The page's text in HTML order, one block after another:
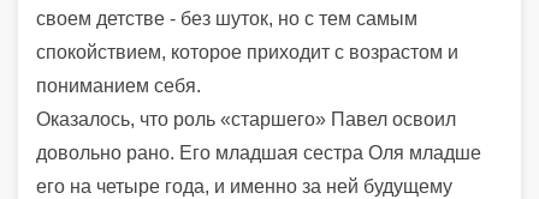
своем детстве - без шуток, но с тем самым
спокойствием, которое приходит с возрастом и
пониманием себя.
Оказалось, что роль «старшего» Павел освоил
довольно рано. Его младшая сестра Оля младше
его на четыре года, и именно за ней будущему